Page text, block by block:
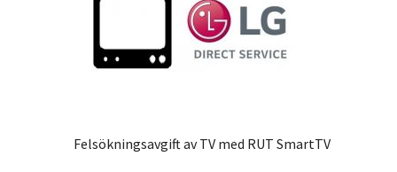
Felsökningsavgift av TV med RUT SmartTV